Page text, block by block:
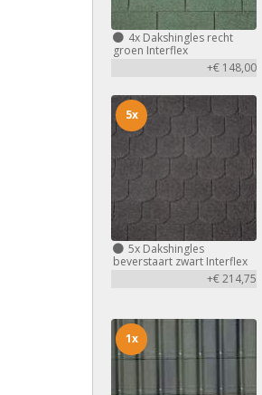
4x Dakshingles recht
groen Interflex
+€ 148,00
5x Dakshingles
beverstaart zwart Interflex
+€ 214,75
5x
1x